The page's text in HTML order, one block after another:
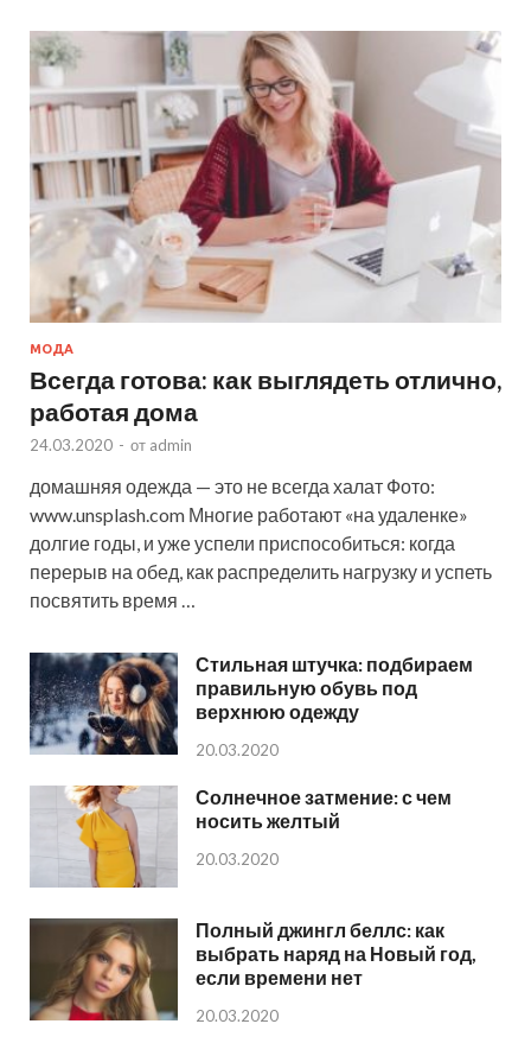
МОДА
Всегда готова: как выглядеть отлично,
работая дома
24.03.2020 - от admin
домашняя одежда — это не всегда халат Фото:
www.unsplash.com Многие работают «на удаленке»
долгие годы, и уже успели приспособиться: когда
перерыв на обед, как распределить нагрузку и успеть
посвятить время …
Стильная штучка: подбираем
правильную обувь под
верхнюю одежду
20.03.2020
Солнечное затмение: с чем
носить желтый
20.03.2020
Полный джингл беллс: как
выбрать наряд на Новый год,
если времени нет
20.03.2020